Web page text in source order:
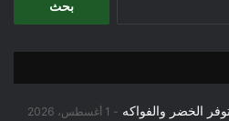
الخضر والفواكه 1 أغسطس، 2026